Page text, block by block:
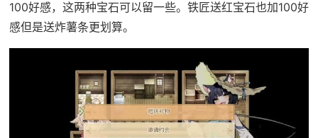
100好感，这两种宝石可以留一些。铁匠送红宝石也加100好
感但是送炸薯条更划算。